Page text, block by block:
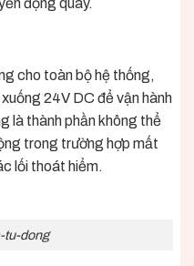
động quay.
cho toàn bộ hệ thống,
24V DC để vận hành
là thành phần không thể
trong trường hợp mất
lối thoát hiểm.
tu-dong